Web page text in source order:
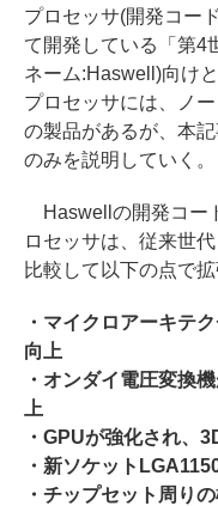
プロセッサ(開発コー
て開発している「第4
ネーム:Haswell)向け
プロセッサには、ノ
の製品があるが、本
のみを説明していく。
Haswellの開発コー
ロセッサは、従来世
比較して以下の点で拡
・マイクロアーキテ
向上
・オンダイ電圧変換
上
・GPUが強化され、
・新ソケット
・チップセット周り